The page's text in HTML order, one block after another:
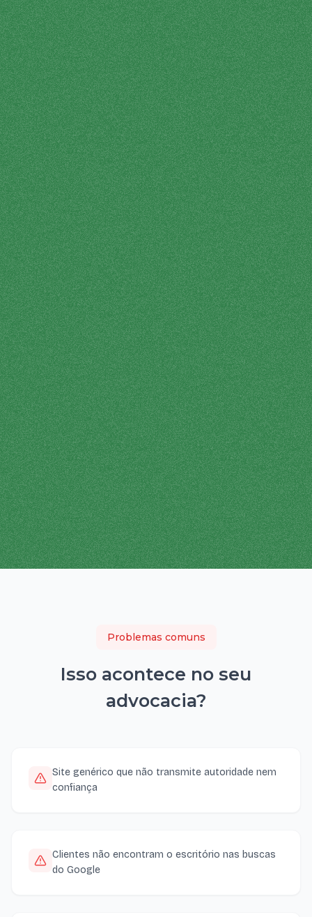
Problemas comuns
Isso acontece no seu
advocacia?
Site genérico que não transmite autoridade nem
confiança
Clientes não encontram o escritório nas buscas
do Google